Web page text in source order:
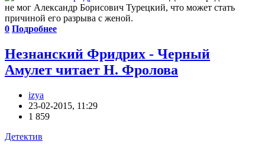
не мог Александр Борисович Турецкий, что может стать
причиной его разрыва с женой.
0 Подробнее
Незнанский Фридрих - Черный
Амулет читает Н. Фролова
izya
23-02-2015, 11:29
1 859
Детектив